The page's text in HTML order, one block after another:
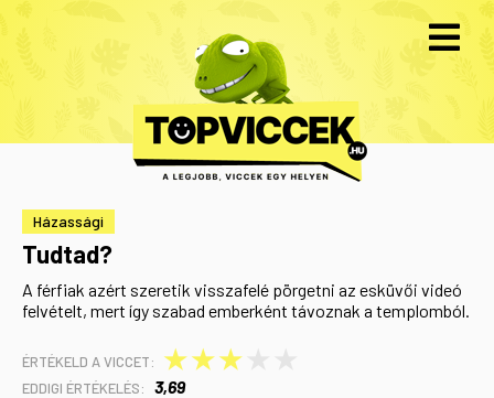
Házassági
Tudtad?
A férfiak azért szeretik visszafelé pörgetni az esküvői videó
felvételt, mert így szabad emberként távoznak a templomból.
ÉRTÉKELD A VICCET: ★
★
★
EDDIGI ÉRTÉKELÉS: 3,69